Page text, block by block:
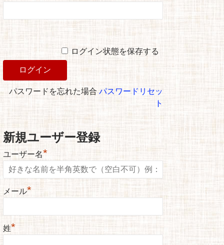
ログイン状態を保存する
パスワードを忘れた場合パスワードリセッ
ト
新規ユーザー登録
ユーザー名*
メール*
姓*